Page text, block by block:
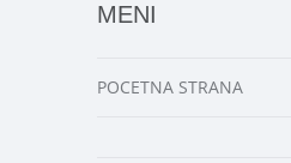
MENI
POCETNA STRANA